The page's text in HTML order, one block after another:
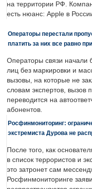
на территории РФ.
есть нюанс: Apple в
Операторы перестали
платить за них все равно
Операторы связи начали
лиц без маркировки и
вызовы, на которые не
словам экспертов, вызов
переводится на
абонентов.
Росфинмониторинг:
экстремиста Дурова не
После того, как
в список террористов и
это затронет сам
Росфинмониторинге